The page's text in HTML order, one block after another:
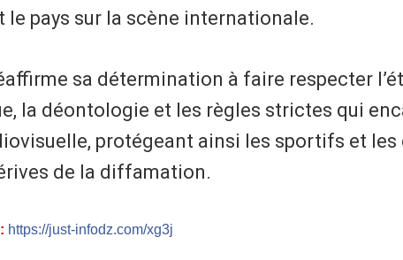
le pays sur la scène internationale.
sa détermination à faire respecter
la déontologie et les règles strictes qui
protégeant ainsi les sportifs et les
de la diffamation.
https://just-infodz.com/xg3j